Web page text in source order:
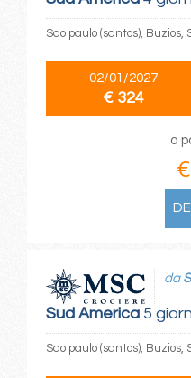
Sao paulo (santos), Buzios,
02/01/2027
€ 324
a
Sud America5
da
Sao paulo (santos),